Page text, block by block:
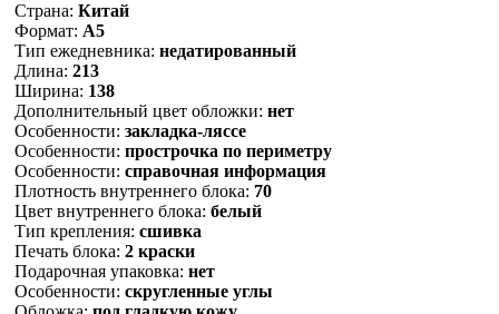
Страна: Китай
Формат: А5
Тип ежедневника: недатированный
Длина: 213
Ширина: 138
Дополнительный цвет обложки: нет
Особенности: закладка-ляссе
Особенности: прострочка по периметру
Особенности: справочная информация
Плотность внутреннего блока: 70
Цвет внутреннего блока: белый
Тип крепления: сшивка
Печать блока: 2 краски
Подарочная упаковка: нет
Особенности: скругленные углы